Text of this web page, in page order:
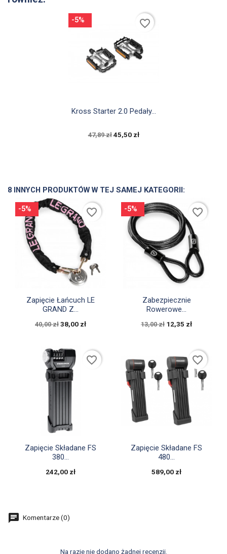
Szybki podgląd
Kross Starter 2.0 Pedały...
47,89 zł 45,50 zł
-5% favorite_border
8 INNYCH PRODUKTÓW W TEJ SAMEJ KATEGORII:
Szybki podgląd
Zapięcie Łańcuch LE
GRAND Z...
40,00 zł 38,00 zł
-5% favorite_border
Szybki podgląd
Zabezpiecznie
Rowerowe...
13,00 zł 12,35 zł
-5% favorite_border
Szybki podgląd
Zapięcie Składane FS
380...
242,00 zł
favorite_border
Szybki podgląd
Zapięcie Składane FS
480...
589,00 zł
favorite_border
Komentarze (0)
Na razie nie dodano żadnej recenzji.